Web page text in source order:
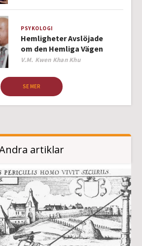
PSYKOLOGI
Hemligheter Avslöjade
om den Hemliga Vägen
Author
V.M. Kwen Khan Khu
SE MER
artiklar